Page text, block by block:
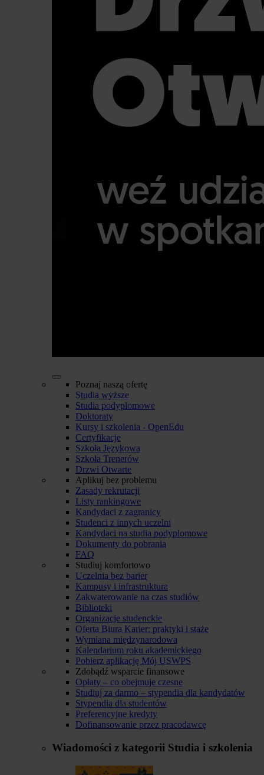
Poznaj naszą ofertę
Studia wyższe
Studia podyplomowe
Doktoraty
Kursy i szkolenia - OpenEdu
Certyfikacje
Szkoła Językowa
Szkoła Trenerów
Drzwi Otwarte
Aplikuj bez problemu
Zasady rekrutacji
Listy rankingowe
Kandydaci z zagranicy
Studenci z innych uczelni
Kandydaci na studia podyplomowe
Dokumenty do pobrania
FAQ
Studiuj komfortowo
Uczelnia bez barier
Kampusy i infrastruktura
Zakwaterowanie na czas studiów
Biblioteki
Organizacje studenckie
Oferta Biura Karier: praktyki i staże
Wymiana międzynarodowa
Kalendarium roku akademickiego
Pobierz aplikację Mój USWPS
Zdobądź wsparcie finansowe
Opłaty – co obejmuje czesne
Studiuj za darmo – stypendia dla kandydatów
Stypendia dla studentów
Preferencyjne kredyty
Dofinansowanie przez pracodawcę
Wiadomości z kategorii Studia i szkolenia